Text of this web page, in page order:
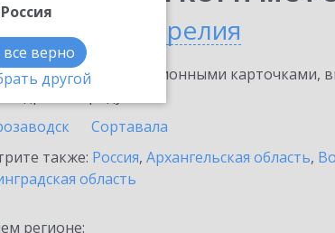
Россия
верно
другой
Карелия
с информационными карточками,
Сортавала
также: Россия, Архангельская область,
область
регионе: